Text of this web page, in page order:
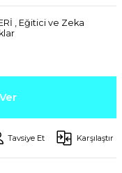
, Eğitici ve Zeka
Tavsiye Et Karşılaştır